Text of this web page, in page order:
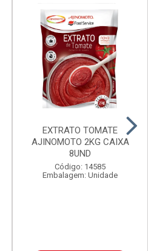
EXTRATO TOMATE
AJINOMOTO 2KG CAIXA
8UND
Código: 14585
Embalagem: Unidade